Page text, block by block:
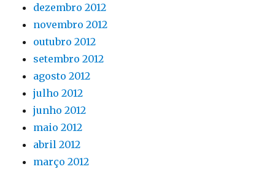
dezembro 2012
novembro 2012
outubro 2012
setembro 2012
agosto 2012
julho 2012
junho 2012
maio 2012
abril 2012
março 2012